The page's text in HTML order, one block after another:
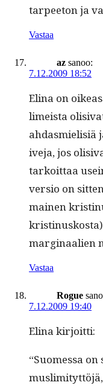
tarpee­ton ja
Vastaa
az sanoo:
7.12.2009 18:52
Eli­na on
limeista
ahdas­mielisiä
ive­ja, jos
tarkoit­taa
ver­sio on
mainen
mar­gin­aalien
Vastaa
Rogue
7.12.2009 19:40
Eli­na kirjoitti:
“Suomes­sa